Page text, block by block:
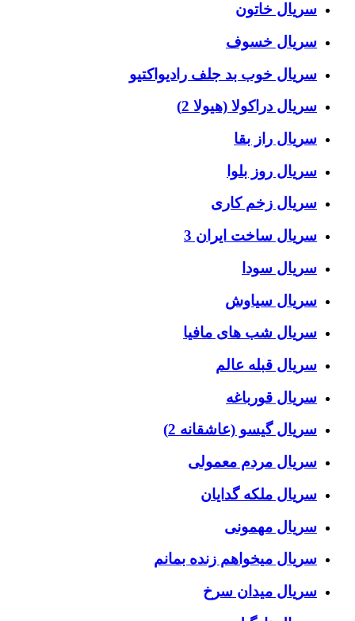
سریال خاتون
سریال خسوف
سریال خوب بد جلف رادیواکتیو
سریال دراکولا (هیولا 2)
سریال راز بقا
سریال روز بلوا
سریال زخم کاری
سریال ساخت ایران 3
سریال سودا
سریال سیاوش
سریال شب های مافیا
سریال قبله عالم
سریال قورباغه
سریال گیسو (عاشقانه 2)
سریال مردم معمولی
سریال ملکه گدایان
سریال مهمونی
سریال میخواهم زنده بمانم
سریال میدان سرخ